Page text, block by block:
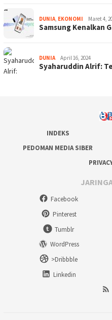
DUNIA, EKONOMI Maret 4,
Samsung Kenalkan
DUNIA April 16, 2024
Syaharuddin Alrif:
INDEKS
PEDOMAN MEDIA SIBER
Facebook
Pinterest
Tumblr
WordPress
>Dribbble
Linkedin